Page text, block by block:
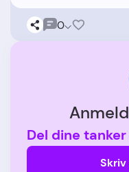
0
Del dine